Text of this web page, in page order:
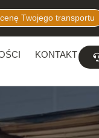
Twojego transportu
KONTAKT